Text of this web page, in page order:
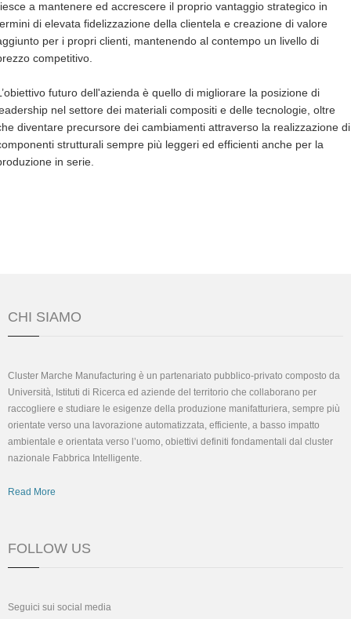
a mantenere ed accrescere il proprio vantaggio strategico in
di elevata fidelizzazione della clientela e creazione di valore
per i propri clienti, mantenendo al contempo un livello di
competitivo.
futuro dell'azienda è quello di migliorare la posizione di
nel settore dei materiali compositi e delle tecnologie, oltre
diventare precursore dei cambiamenti attraverso la realizzazione di
strutturali sempre più leggeri ed efficienti anche per la
in serie.
CHI SIAMO
Cluster Marche Manufacturing è un partenariato pubblico-privato composto da
Università, Istituti di Ricerca ed aziende del territorio che collaborano per
raccogliere e studiare le esigenze della produzione manifatturiera, sempre più
orientate verso una lavorazione automatizzata, efficiente, a basso impatto
ambientale e orientata verso l’uomo, obiettivi definiti fondamentali dal cluster
nazionale Fabbrica Intelligente.
Read More
FOLLOW US
Seguici sui social media